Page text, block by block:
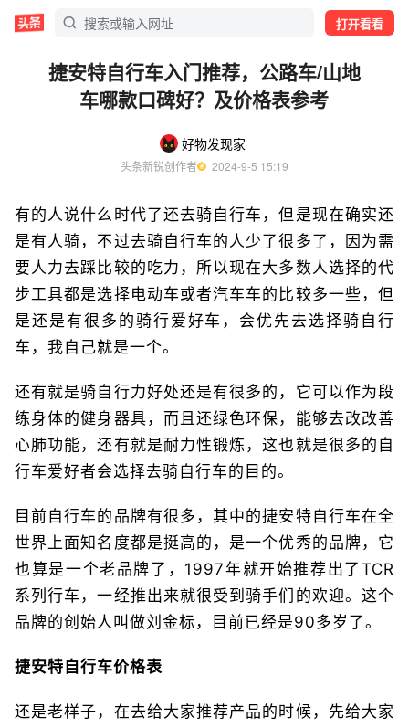
打开看看
捷安特自行车入门推荐，公路车/山地
车哪款口碑好？及价格表参考
好物发现家
头条新锐创作者
  2024-9-5 15:19
有的人说什么时代了还去骑自行车，但是现在确实还
是有人骑，不过去骑自行车的人少了很多了，因为需
要人力去踩比较的吃力，所以现在大多数人选择的代
步工具都是选择电动车或者汽车车的比较多一些，但
是还是有很多的骑行爱好车，会优先去选择骑自行
车，我自己就是一个。
还有就是骑自行力好处还是有很多的，它可以作为段
练身体的健身器具，而且还绿色环保，能够去改改善
心肺功能，还有就是耐力性锻炼，这也就是很多的自
行车爱好者会选择去骑自行车的目的。
目前自行车的品牌有很多，其中的捷安特自行车在全
世界上面知名度都是挺高的，是一个优秀的品牌，它
也算是一个老品牌了，1997年就开始推荐出了TCR
系列行车，一经推出来就很受到骑手们的欢迎。这个
品牌的创始人叫做刘金标，目前已经是90多岁了。
捷安特自行车价格表
还是老样子，在去给大家推荐产品的时候，先给大家